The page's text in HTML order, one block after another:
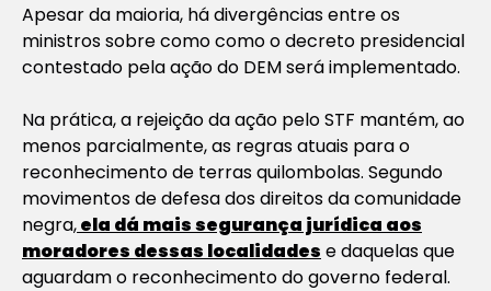
Apesar da maioria, há divergências entre os
ministros sobre como como o decreto presidencial
contestado pela ação do DEM será implementado.
Na prática, a rejeição da ação pelo STF mantém, ao
menos parcialmente, as regras atuais para o
reconhecimento de terras quilombolas. Segundo
movimentos de defesa dos direitos da comunidade
negra,ela dá mais segurança jurídica aos
moradores dessas localidades e daquelas que
aguardam o reconhecimento do governo federal.